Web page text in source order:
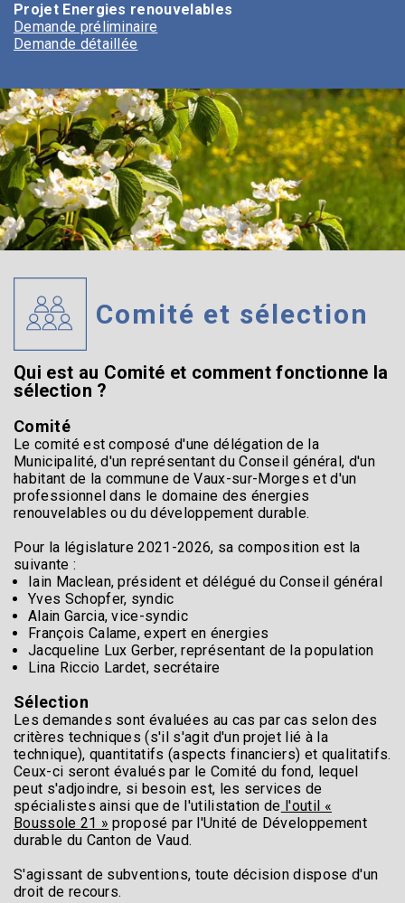
Projet Energies renouvelables
Demande préliminaire
Demande détaillée
Comité et sélection
Qui est au Comité et comment fonctionne la
sélection ?
Comité
Le comité est composé d'une délégation de la
Municipalité, d'un représentant du Conseil général, d'un
habitant de la commune de Vaux-sur-Morges et d'un
professionnel dans le domaine des énergies
renouvelables ou du développement durable.
Pour la législature 2021-2026, sa composition est la
suivante :
Iain Maclean, président et délégué du Conseil général
Yves Schopfer, syndic
Alain Garcia, vice-syndic
François Calame, expert en énergies
Jacqueline Lux Gerber, représentant de la population
Lina Riccio Lardet, secrétaire
Sélection
Les demandes sont évaluées au cas par cas selon des
critères techniques (s'il s'agit d'un projet lié à la
technique), quantitatifs (aspects financiers) et qualitatifs.
Ceux-ci seront évalués par le Comité du fond, lequel
peut s'adjoindre, si besoin est, les services de
spécialistes ainsi que de l'utilistation de l'outil «
Boussole 21 » proposé par l'Unité de Développement
durable du Canton de Vaud.
S'agissant de subventions, toute décision dispose d'un
droit de recours.